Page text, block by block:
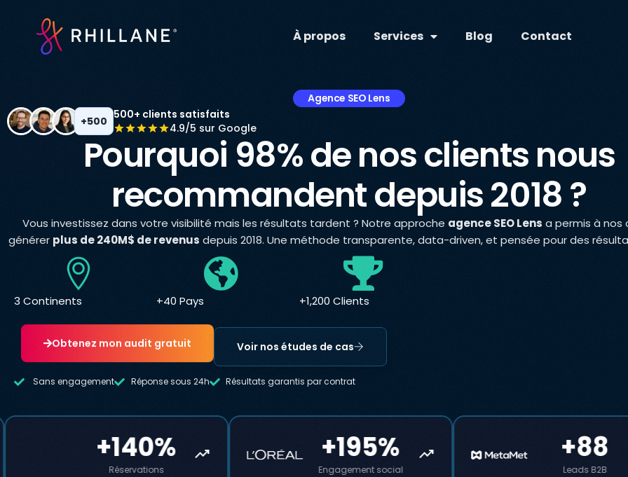
À propos Services Blog Contact
Agence SEO Lens
+500 500+ clients satisfaits
4.9/5 sur Google
Pourquoi 98% de nos clients nous
recommandent depuis 2018 ?
Vous investissez dans votre visibilité mais les résultats tardent ? Notre approche agence SEO Lens a permis à nos
générer plus de 240M$ de revenus depuis 2018. Une méthode transparente, data-driven, et pensée pour des
3 Continents +40 Pays +1,200 Clients
Obtenez mon audit gratuit Voir nos études de cas
Sans engagement Réponse sous 24h Résultats garantis par contrat
+195%
Engagement social
trending_up +88
Leads B2B
trending_up +135%
Demandes de